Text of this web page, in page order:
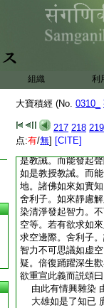
組織 利
大寶積經 (No. 0310_
217 218 219
点:有/無] [CITE]
種觀解。而諸如來
舍利子。諸佛如來
地。或依一三摩地
不起一三摩地。而
來所得三摩地者。
爲獨覺三摩地之所
爲諸菩薩三摩地之
地。爲諸佛三摩地
地無映奪者。何以
現轉故。舍利子。
是教誡。而能發起
如是教授教誡。而
地。諸佛如來如實
舍利子。如來靜慮
染清淨發起智力。
空等。若有欲求如
求空邊際。舍利子
智力不可思議如虚
疑。倍復踊躍深生
欲重宣此義而説頌曰
由此有情興雜染
大雄如是了知已